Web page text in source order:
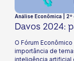
Análise Econômica |
Davos 2024:
O Fórum
importância de
inteligência artificial